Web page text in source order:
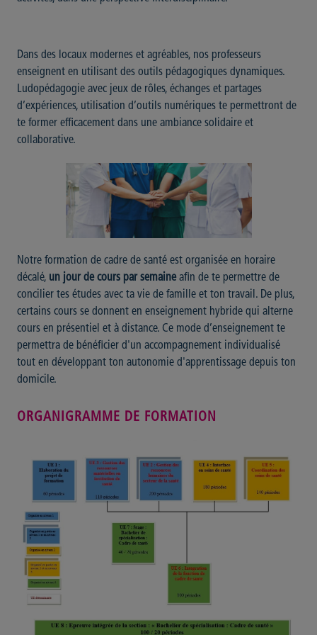
Dans des locaux modernes et agréables, nos professeurs
enseignent en utilisant des outils pédagogiques dynamiques.
Ludopédagogie avec jeux de rôles, échanges et partages
d’expériences, utilisation d’outils numériques te permettront de
te former efficacement dans une ambiance solidaire et
collaborative.
Notre formation de cadre de santé est organisée en horaire
décalé, un jour de cours par semaineafin de te permettre de
concilier tes études avec ta vie de famille et ton travail. De plus,
certains cours se donnent en enseignement hybride qui alterne
cours en présentiel et à distance. Ce mode d’enseignement te
permettra de bénéficier d'un accompagnement individualisé
tout en développant ton autonomie d'apprentissage depuis ton
domicile.
ORGANIGRAMME DE FORMATION